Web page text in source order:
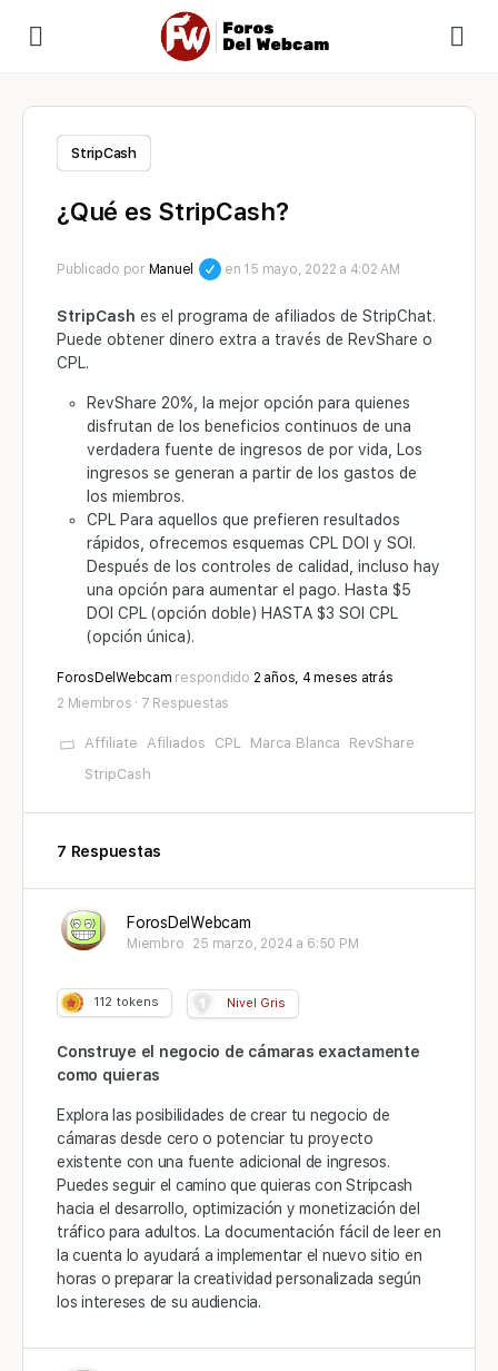
StripCash
¿Qué es StripCash?
Publicado por Manuel en 15 mayo, 2022 a 4:02 AM
StripCash es el programa de afiliados de StripChat.
Puede obtener dinero extra a través de RevShare o
CPL.
RevShare 20%, la mejor opción para quienes
disfrutan de los beneficios continuos de una
verdadera fuente de ingresos de por vida, Los
ingresos se generan a partir de los gastos de
los miembros.
CPL Para aquellos que prefieren resultados
rápidos, ofrecemos esquemas CPL DOI y SOI.
Después de los controles de calidad, incluso hay
una opción para aumentar el pago. Hasta $5
DOI CPL (opción doble) HASTA $3 SOI CPL
(opción única).
ForosDelWebcam respondido 2 años, 4 meses atrás
2 Miembros · 7 Respuestas
Affiliate Afiliados CPL Marca Blanca
RevShare
StripCash
7 Respuestas
ForosDelWebcam
Miembro 25 marzo, 2024 a 6:50 PM
112 tokens Nivel Gris
Construye el negocio de cámaras exactamente
como quieras
Explora las posibilidades de crear tu negocio de
cámaras desde cero o potenciar tu proyecto
existente con una fuente adicional de ingresos.
Puedes seguir el camino que quieras con Stripcash
hacia el desarrollo, optimización y monetización del
tráfico para adultos. La documentación fácil de leer en
la cuenta lo ayudará a implementar el nuevo sitio en
horas o preparar la creatividad personalizada según
los intereses de su audiencia.